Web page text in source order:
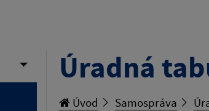
Úradná
Úvod Samospráva